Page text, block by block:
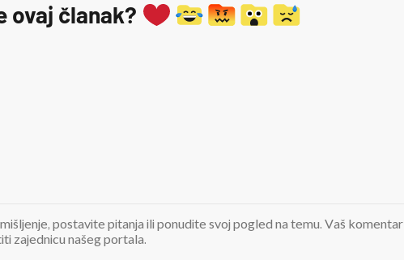
ovaj članak?
postavite pitanja ili ponudite svoj pogled na temu. Vaš komentar
zajednicu našeg portala.